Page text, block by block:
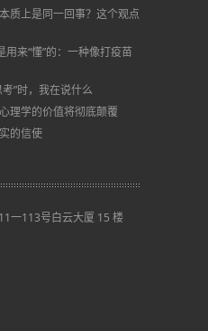
质上是同一回事？这个观点
用来“懂”的：一种像打疫苗
”时，我在说什么
理学的价值将彻底颠覆
的信使
一113号白云大厦 15 楼